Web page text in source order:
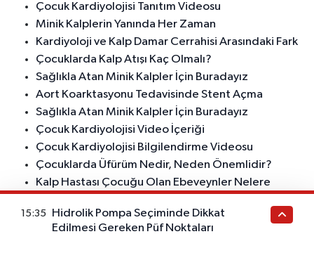
Çocuk Kardiyolojisi Tanıtım Videosu
Minik Kalplerin Yanında Her Zaman
Kardiyoloji ve Kalp Damar Cerrahisi Arasındaki Fark
Çocuklarda Kalp Atışı Kaç Olmalı?
Sağlıkla Atan Minik Kalpler İçin Buradayız
Aort Koarktasyonu Tedavisinde Stent Açma
Sağlıkla Atan Minik Kalpler İçin Buradayız
Çocuk Kardiyolojisi Video İçeriği
Çocuk Kardiyolojisi Bilgilendirme Videosu
Çocuklarda Üfürüm Nedir, Neden Önemlidir?
Kalp Hastası Çocuğu Olan Ebeveynler Nelere
Minik Kalplerimizin Sağlığı İçin Buradayız
Çocuk EKG’si ile Yetişkin EKG’si Aynı mıdır?
15:35
Hidrolik Pompa Seçiminde Dikkat
Edilmesi Gereken Püf Noktaları